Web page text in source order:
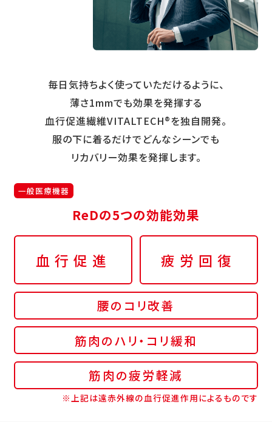
毎日気持ちよく使っていただけるように、
薄さ1mmでも効果を発揮する
血行促進繊維VITALTECH®を独自開発。
服の下に着るだけでどんなシーンでも
リカバリー効果を発揮します。
一般医療機器
ReDの5つの効能効果
血行促進 疲労回復
腰のコリ改善
筋肉のハリ・コリ緩和
筋肉の疲労軽減
※上記は遠赤外線の血行促進作用によるものです